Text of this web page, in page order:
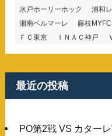
水戸ホーリーホック
浦和
湘南ベルマーレ
藤枝MYFC
ＦＣ東京
ＩＮＡＣ神戸
最近の投稿
PO第2戦 VS カター